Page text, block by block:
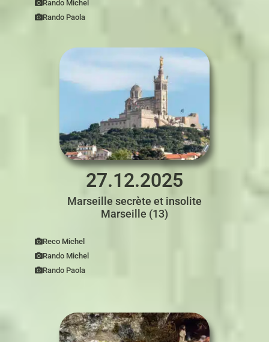
Rando Michel
Rando Paola
27.12.2025
Marseille secrète et insolite
Marseille (13)
Reco Michel
Rando Michel
Rando Paola